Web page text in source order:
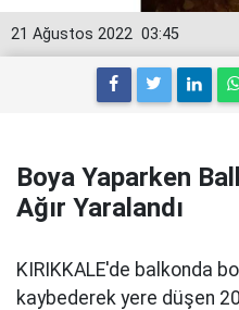
03:45
21 Ağustos 2022
Boya Yaparken
Ağır Yaralandı
KIRIKKALE'de balkonda
kaybederek yere düşen